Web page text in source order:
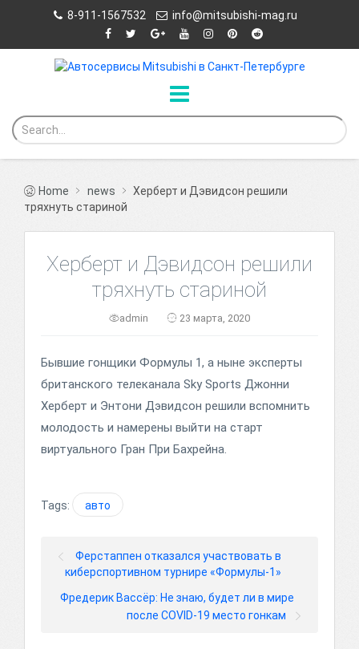
8-911-1567532 info@mitsubishi-mag.ru
Home news
Херберт и Дэвидсон решили
тряхнуть стариной
Херберт и Дэвидсон решили
тряхнуть стариной
admin 23 марта, 2020
Бывшие гонщики Формулы 1, а ныне эксперты
британского телеканала Sky Sports Джонни
Херберт и Энтони Дэвидсон решили вспомнить
молодость и намерены выйти на старт
виртуального Гран При Бахрейна.
Tags: авто
Ферстаппен отказался участвовать в
киберспортивном турнире «Формулы-1»
Фредерик Вассёр: Не знаю, будет ли в мире
после COVID-19 место гонкам